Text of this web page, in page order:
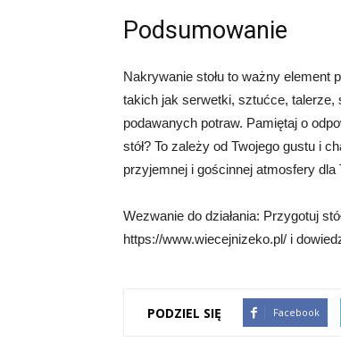
Podsumowanie
Nakrywanie stołu to ważny element
takich jak serwetki, sztućce, talerze,
podawanych potraw. Pamiętaj o
stół? To zależy od Twojego gustu i
przyjemnej i gościnnej atmosfery dla
Wezwanie do działania: Przygotuj
https://www.wiecejnizeko.pl/ i
PODZIEL SIĘ Facebook